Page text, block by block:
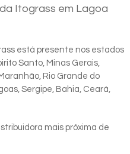
Itograss em Lagoa
está presente nos estados
Santo, Minas Gerais,
Rio Grande do
Sergipe, Bahia, Ceará,
mais próxima de